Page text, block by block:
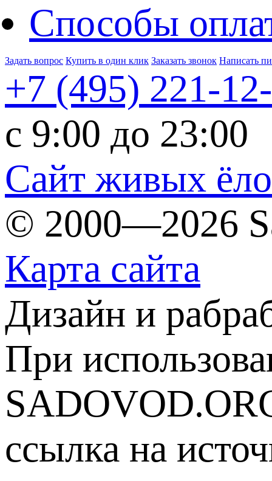
Способы
Задать вопрос Купить в один клик Заказать звонок Написать
+7 (495) 221-
c 9:00 до 23:00
Сайт живых
© 2000—2026
Карта сайта
Дизайн и
При
ссылка на